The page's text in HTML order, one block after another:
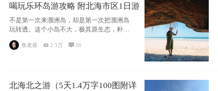
喝玩乐环岛游攻略 附北海市区1日游
不是第一次来涠洲岛，却是第一次把涠洲岛
玩转透。这个小岛不大，极其原生态，朴
鱼老蓓 2.3万 26
北海北之游（5天1.4万字100图附详